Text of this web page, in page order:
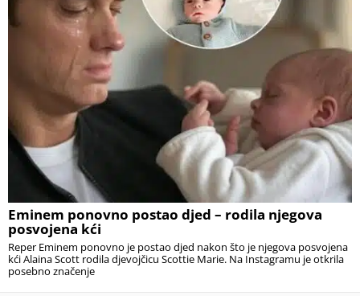
Eminem ponovno postao djed – rodila njegova
posvojena kći
Reper Eminem ponovno je postao djed nakon što je njegova posvojena
kći Alaina Scott rodila djevojčicu Scottie Marie. Na Instagramu je otkrila
posebno značenje